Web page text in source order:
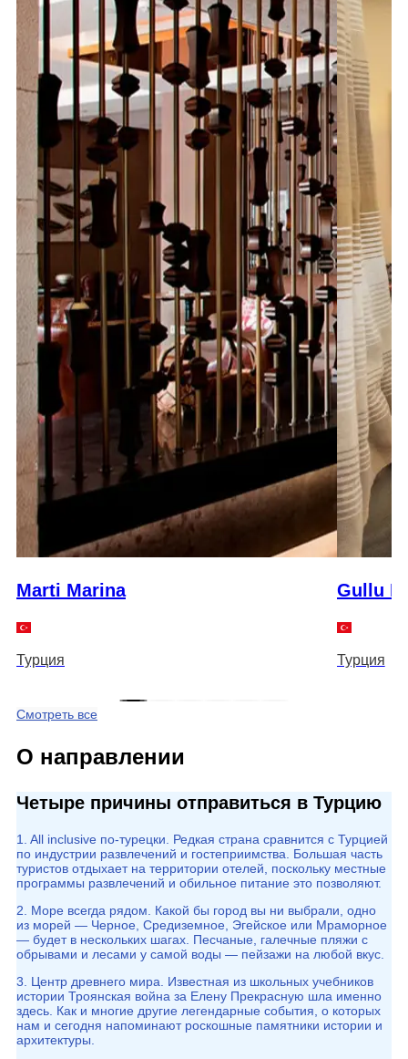
Marti Marina
Турция
Gullu
Турция
Смотреть все
О направлении
Четыре причины отправиться в Турцию
1. All inclusive по-турецки. Редкая страна сравнится с Турцией
по индустрии развлечений и гостеприимства. Большая часть
туристов отдыхает на территории отелей, поскольку местные
программы развлечений и обильное питание это позволяют.
2. Море всегда рядом. Какой бы город вы ни выбрали, одно
из морей — Черное, Средиземное, Эгейское или Мраморное
— будет в нескольких шагах. Песчаные, галечные пляжи с
обрывами и лесами у самой воды — пейзажи на любой вкус.
3. Центр древнего мира. Известная из школьных учебников
истории Троянская война за Елену Прекрасную шла именно
здесь. Как и многие другие легендарные события, о которых
нам и сегодня напоминают роскошные памятники истории и
архитектуры.